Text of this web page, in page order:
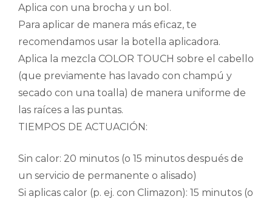
Aplica con una brocha y un bol.
Para aplicar de manera más eficaz, te
recomendamos usar la botella aplicadora.
Aplica la mezcla COLOR TOUCH sobre el cabello
(que previamente has lavado con champú y
secado con una toalla) de manera uniforme de
las raíces a las puntas.
TIEMPOS DE ACTUACIÓN:
Sin calor: 20 minutos (o 15 minutos después de
un servicio de permanente o alisado)
Si aplicas calor (p. ej. con Climazon): 15 minutos (o